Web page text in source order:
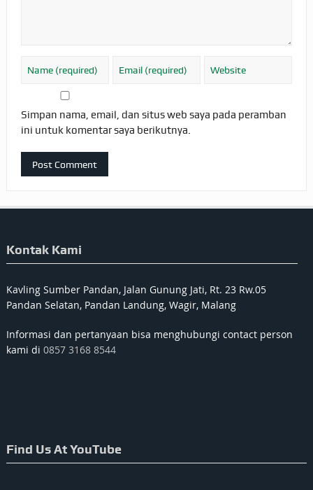
Simpan nama, email, dan situs web saya pada peramban
ini untuk komentar saya berikutnya.
Kontak Kami
Kavling Sumber Pandan, Jalan Gunung Jati, Rt. 23 Rw.05
Pandan Selatan, Pandan Landung, Wagir, Malang
Informasi dan pertanyaan bisa menghubungi contact person
kami di 0857 3168 8544
Find Us At YouTube